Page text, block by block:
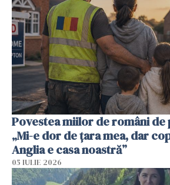
Povestea miilor de români de
„Mi-e dor de țara mea, dar
Anglia e casa noastră”
05 IULIE 2026